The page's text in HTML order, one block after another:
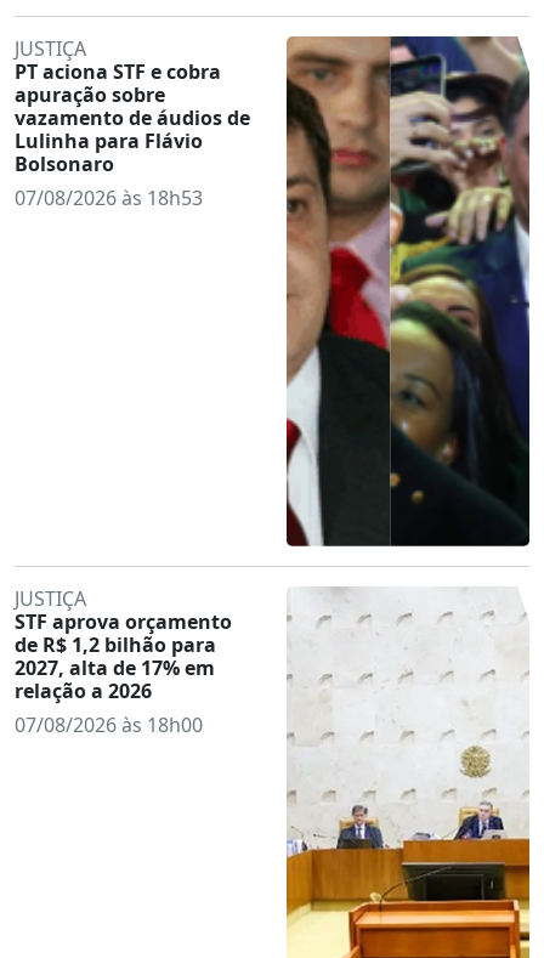
JUSTIÇA
PT aciona STF e cobra
apuração sobre
vazamento de áudios de
Lulinha para Flávio
Bolsonaro
07/08/2026 às 18h53
JUSTIÇA
STF aprova orçamento
de R$ 1,2 bilhão para
2027, alta de 17% em
relação a 2026
07/08/2026 às 18h00